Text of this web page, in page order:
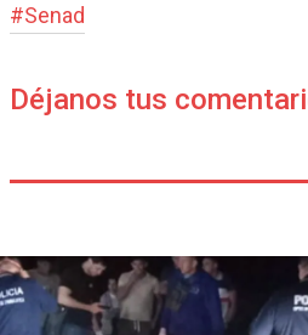
#Senad
Déjanos tus